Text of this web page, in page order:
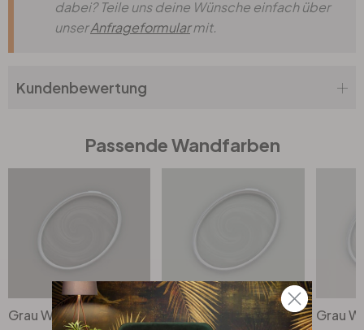
dabei? Teile uns deine Wünsche einfach über
unserAnfrageformularmit.
Kundenbewertung
Passende Wandfarben
Grau Wandfarbe seidenmatt I Attractive Anchovies | elegante, moderne Atmosphäre schaffend | THE COLOR KITCHEN
Grau Wandfarbe seidenmatt I Shady Spice | elegante, moderne Atmosphäre schaffend | THE COLOR KITCHEN